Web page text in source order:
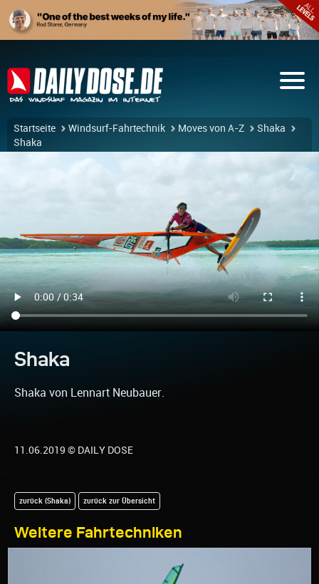
Startseite Windsurf-Fahrtechnik Moves von A-Z
Shaka
Shaka
Shaka
Shaka von Lennart Neubauer.
11.06.2019 © DAILY DOSE
Weitere Fahrtechniken
zurück (Shaka) zurück zur Übersicht